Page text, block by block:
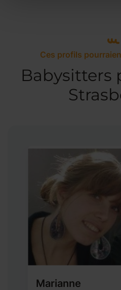
Ces profils
Babysitters
Marianne